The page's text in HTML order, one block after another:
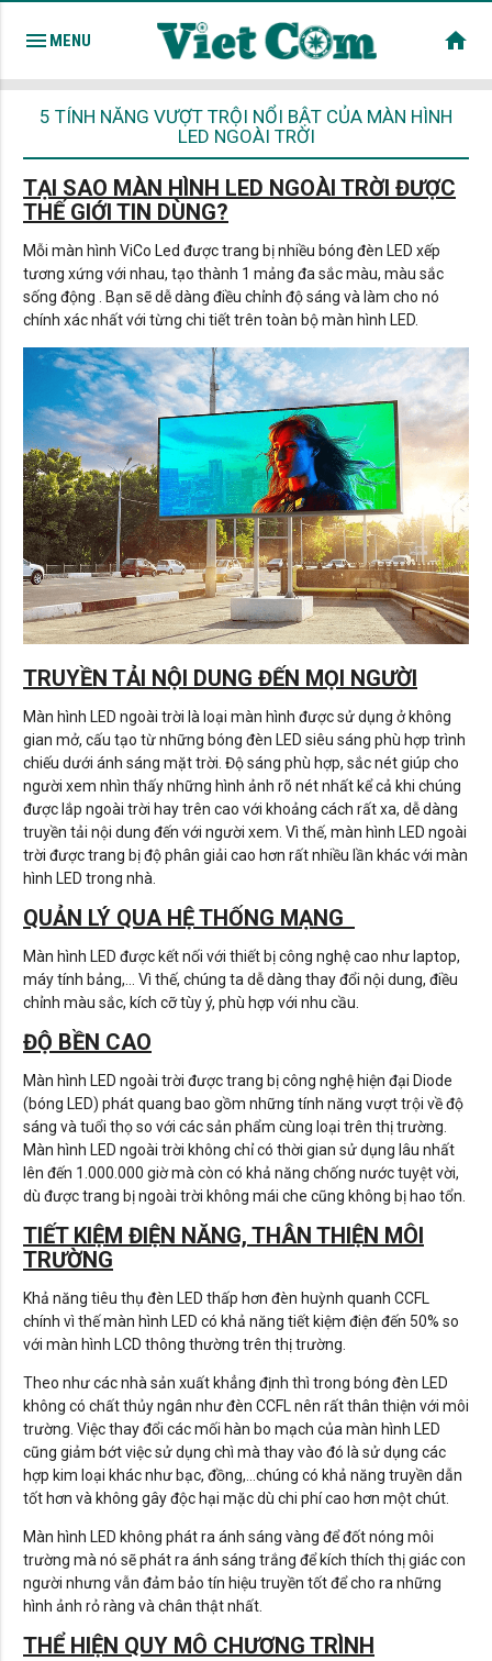
menu MENU home
5 TÍNH NĂNG VƯỢT TRỘI NỔI BẬT CỦA MÀN HÌNH
LED NGOÀI TRỜI
TẠI SAO MÀN HÌNH LED NGOÀI TRỜI ĐƯỢC
THẾ GIỚI TIN DÙNG?
Mỗi màn hình ViCo Led được trang bị nhiều bóng đèn LED xếp
tương xứng với nhau, tạo thành 1 mảng đa sắc màu, màu sắc
sống động . Bạn sẽ dễ dàng điều chỉnh độ sáng và làm cho nó
chính xác nhất với từng chi tiết trên toàn bộ màn hình LED.
TRUYỀN TẢI NỘI DUNG ĐẾN MỌI NGƯỜI
Màn hình LED ngoài trời là loại màn hình được sử dụng ở không
gian mở, cấu tạo từ những bóng đèn LED siêu sáng phù hợp trình
chiếu dưới ánh sáng mặt trời. Độ sáng phù hợp, sắc nét giúp cho
người xem nhìn thấy những hình ảnh rõ nét nhất kể cả khi chúng
được lắp ngoài trời hay trên cao với khoảng cách rất xa, dễ dàng
truyền tải nội dung đến với người xem. Vì thế, màn hình LED ngoài
trời được trang bị độ phân giải cao hơn rất nhiều lần khác với màn
hình LED trong nhà.
QUẢN LÝ QUA HỆ THỐNG MẠNG
Màn hình LED được kết nối với thiết bị công nghệ cao như laptop,
máy tính bảng,… Vì thế, chúng ta dễ dàng thay đổi nội dung, điều
chỉnh màu sắc, kích cỡ tùy ý, phù hợp với nhu cầu.
ĐỘ BỀN CAO
Màn hình LED ngoài trời được trang bị công nghệ hiện đại Diode
(bóng LED) phát quang bao gồm những tính năng vượt trội về độ
sáng và tuổi thọ so với các sản phẩm cùng loại trên thị trường.
Màn hình LED ngoài trời không chỉ có thời gian sử dụng lâu nhất
lên đến 1.000.000 giờ mà còn có khả năng chống nước tuyệt vời,
dù được trang bị ngoài trời không mái che cũng không bị hao tổn.
TIẾT KIỆM ĐIỆN NĂNG, THÂN THIỆN MÔI
TRƯỜNG
Khả năng tiêu thụ đèn LED thấp hơn đèn huỳnh quanh CCFL
chính vì thế màn hình LED có khả năng tiết kiệm điện đến 50% so
với màn hình LCD thông thường trên thị trường.
Theo như các nhà sản xuất khẳng định thì trong bóng đèn LED
không có chất thủy ngân như đèn CCFL nên rất thân thiện với môi
trường. Việc thay đổi các mối hàn bo mạch của màn hình LED
cũng giảm bớt việc sử dụng chì mà thay vào đó là sử dụng các
hợp kim loại khác như bạc, đồng,…chúng có khả năng truyền dẫn
tốt hơn và không gây độc hại mặc dù chi phí cao hơn một chút.
Màn hình LED không phát ra ánh sáng vàng để đốt nóng môi
trường mà nó sẽ phát ra ánh sáng trắng để kích thích thị giác con
người nhưng vẫn đảm bảo tín hiệu truyền tốt để cho ra những
hình ảnh rỏ ràng và chân thật nhất.
THỂ HIỆN QUY MÔ CHƯƠNG TRÌNH